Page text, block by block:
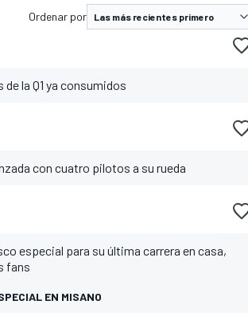
Ordenar por
la Q1 ya consumidos
con cuatro pilotos a su rueda
especial para su última carrera en casa,
fans
EN MISANO